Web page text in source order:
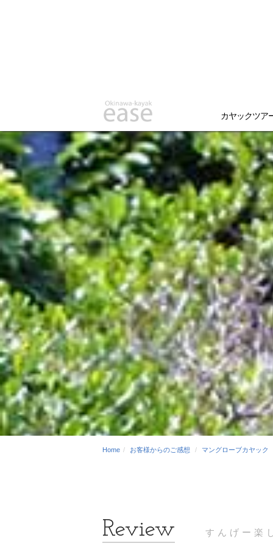
カヤックツア
Home お客様からのご感想 マングローブカヤック
すんげー楽